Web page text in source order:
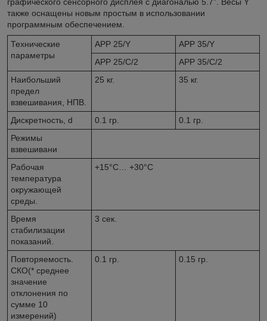
также оснащены новым простым в использовании
программным обеспечением.
Технические
параметры
APP 25/Y
APP 35/Y
APP 25/C/2
APP 35/C/2
Наибольший
предел
взвешивания, НПВ.
25 кг. 35 кг.
Дискретность, d 0.1 гр.
0.1 гр.
Режимы
взвешивани
Рабочая
температура
окружающей
среды.
+15°C… +30°C
Время
стабилизации
показаний.
3 сек.
Повторяемость.
СКО(* среднее
значение
отклонения по
сумме 10
измерений)
0.1 гр. 0.15 гр.